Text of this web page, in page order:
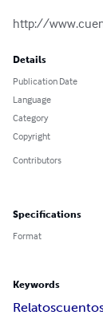
http://
Details
Publication Date
Language
Category
Copyright
Contributors
Specifications
Format
Keywords
Relatos